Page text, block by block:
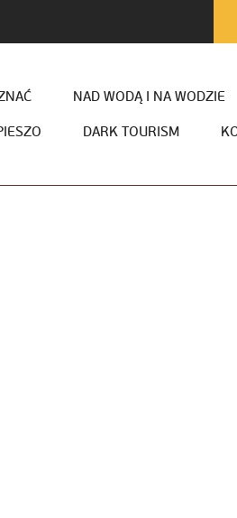
NAD WODĄ I NA WODZIE
DARK TOURISM